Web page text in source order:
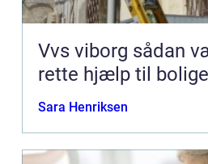
Vvs viborg sådan vælger du den
rette hjælp til
Sara Henriksen